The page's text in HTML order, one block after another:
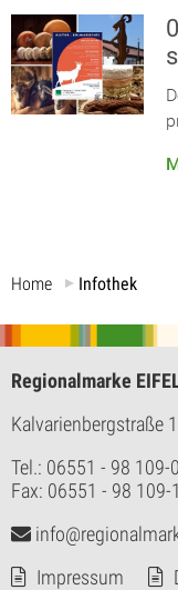
Home Infothek
Regionalmarke
Kalvarienbergstraße 1
Tel.: 06551 - 98 109-0
Fax: 06551 - 98 109-
Impressum